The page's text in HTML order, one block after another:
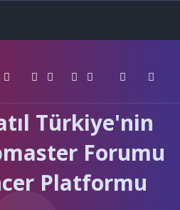
Türkiye'nin
Forumu
Platformu